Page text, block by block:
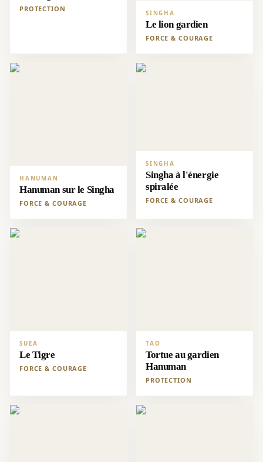
PROTECTION SINGHA
Le lion gardien
FORCE & COURAGE
HANUMAN
Hanuman sur le Singha
FORCE & COURAGE
SINGHA
Singha à l'énergie
spiralée
FORCE & COURAGE
SUEA
Le Tigre
FORCE & COURAGE
TAO
Tortue au gardien
Hanuman
PROTECTION